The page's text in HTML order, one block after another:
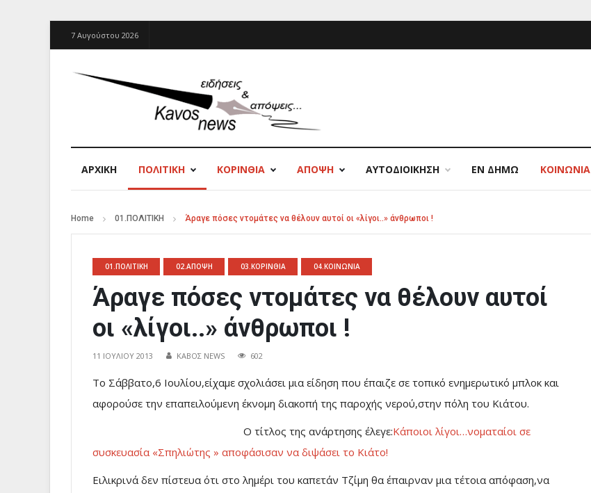
7 Αυγούστου 2026
ΑΡΧΙΚΉ ΠΟΛΙΤΙΚΗ ΚΟΡΙΝΘΙΑ ΑΠΟΨΗ ΑΥΤΟΔΙΟΙΚΗΣΗ ΕΝ ΔΗΜΩ ΚΟΙΝΩΝΙΑ
Home 01.ΠΟΛΙΤΙΚΗ Άραγε πόσες ντομάτες να θέλουν αυτοί οι «λίγοι..» άνθρωποι !
01.ΠΟΛΙΤΙΚΗ 02.ΑΠΟΨΗ 03.ΚΟΡΙΝΘΙΑ 04.ΚΟΙΝΩΝΙΑ
Άραγε πόσες ντομάτες να θέλουν αυτοί
οι «λίγοι..» άνθρωποι !
11 ΙΟΥΛΊΟΥ 2013 ΚΑΒΟΣ NEWS 602
Το Σάββατο,6 Ιουλίου,είχαμε σχολιάσει μια είδηση που έπαιζε σε τοπικό ενημερωτικό μπλοκ και
αφορούσε την επαπειλούμενη έκνομη διακοπή της παροχής νερού,στην πόλη του Κιάτου.
Ο τίτλος της ανάρτησης έλεγε:Κάποιοι λίγοι…νοματαίοι σε
συσκευασία «Σπηλιώτης » αποφάσισαν να διψάσει το Κιάτο!
Ειλικρινά δεν πίστευα ότι στο λημέρι του καπετάν Τζίμη θα έπαιρναν μια τέτοια απόφαση,να